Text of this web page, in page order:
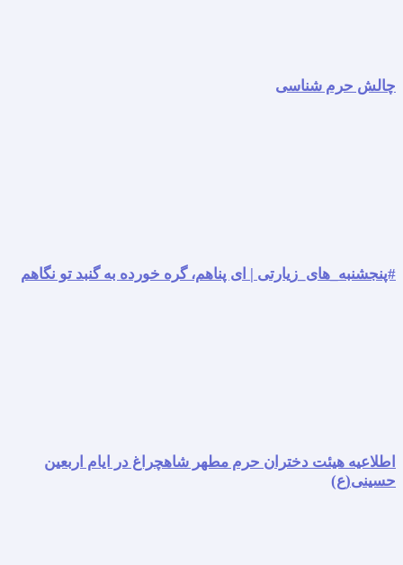
چالش حرم شناسی
#پنجشنبه_های_زیارتی | ای پناهم، گره خورده به گنبد تو نگاهم
اطلاعیه هیئت دختران حرم مطهر شاهچراغ در ایام اربعین
حسینی(ع)